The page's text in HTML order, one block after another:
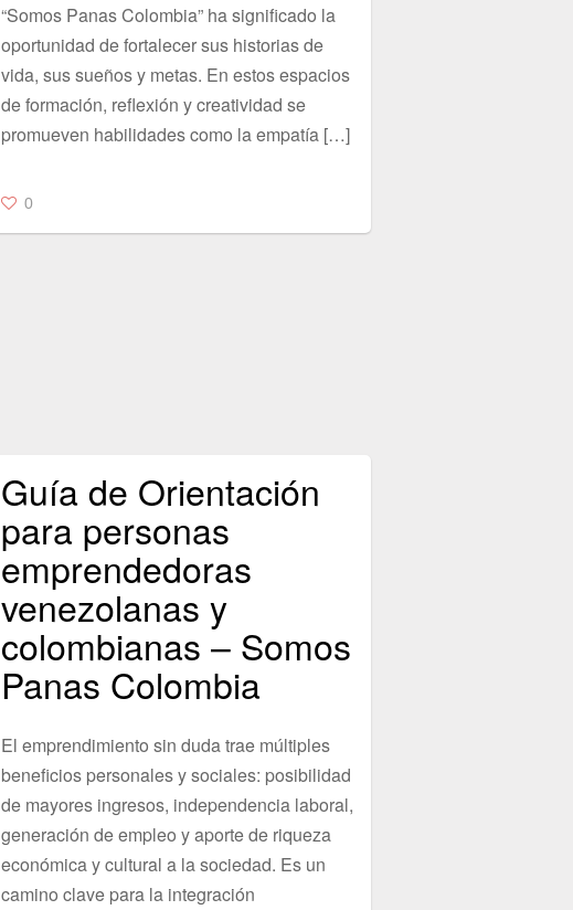
“Somos Panas Colombia” ha significado la
oportunidad de fortalecer sus historias de
vida, sus sueños y metas. En estos espacios
de formación, reflexión y creatividad se
promueven habilidades como la empatía […]
0
Guía de Orientación
para personas
emprendedoras
venezolanas y
colombianas – Somos
Panas Colombia
El emprendimiento sin duda trae múltiples
beneficios personales y sociales: posibilidad
de mayores ingresos, independencia laboral,
generación de empleo y aporte de riqueza
económica y cultural a la sociedad. Es un
camino clave para la integración